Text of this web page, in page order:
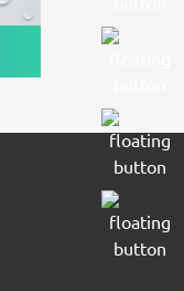
Lampara UV